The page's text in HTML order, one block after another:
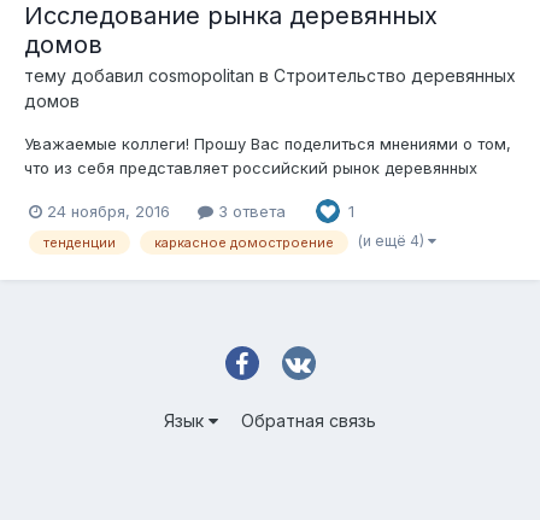
Исследование рынка деревянных
домов
тему добавил cosmopolitan в Строительство деревянных
домов
Уважаемые коллеги! Прошу Вас поделиться мнениями о том,
что из себя представляет российский рынок деревянных
соответствующего маркетингового исследования - и в связи
с этим, пониманием того, что срез разных точек зрения
24 ноября, 2016 3 ответа 1
тенденции каркасное домостроение (и ещё 4)
Язык Обратная связь